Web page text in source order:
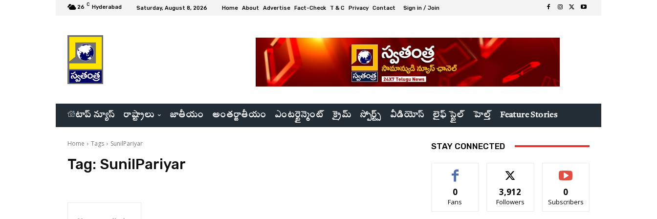
26 C Hyderabad Saturday, August 8, 2026 Home About Advertise Fact-Check T & C Privacy Contact Sign in / Join
టాప్ న్యూస్ రాష్ట్రాలు జాతీయం అంతర్జాతీయం ఎంటర్టైన్మెంట్ క్రైమ్ స్పోర్ట్స్ వీడియోస్ లైఫ్ స్టైల్ హెల్త్ Feature Stories
Home Tags SunilPariyar
Tag: SunilPariyar
STAY CONNECTED
0
Fans
3,912
Followers
0
Subscribers